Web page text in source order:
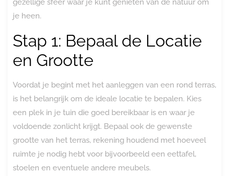
gezellige sfeer waar je kunt genieten van de natuur om
je heen.
Stap 1: Bepaal de Locatie
en Grootte
Voordat je begint met het aanleggen van een rond terras,
is het belangrijk om de ideale locatie te bepalen. Kies
een plek in je tuin die goed bereikbaar is en waar je
voldoende zonlicht krijgt. Bepaal ook de gewenste
grootte van het terras, rekening houdend met hoeveel
ruimte je nodig hebt voor bijvoorbeeld een eettafel,
stoelen en eventuele andere meubels.